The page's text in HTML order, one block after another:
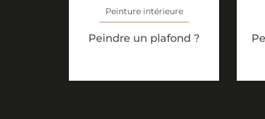
Peinture intérieure
Peindre un plafond ?